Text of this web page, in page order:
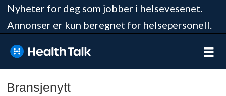
Nyheter for deg som jobber i helsevesenet.
Annonser er kun beregnet for helsepersonell.
Bransjenytt